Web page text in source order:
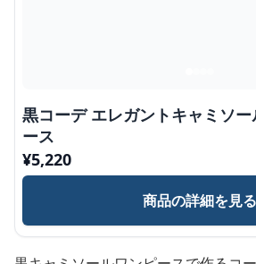
黒コーデ エレガントキャミソ
ース
¥5,220
商品の詳細を見る